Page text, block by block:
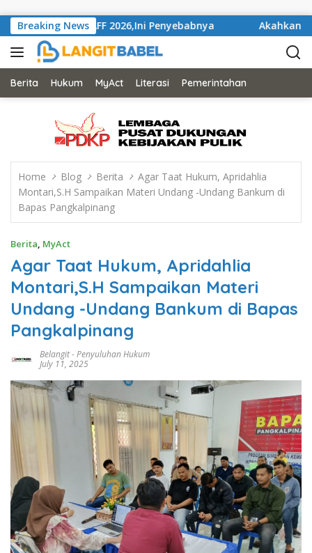
Breaking News
Piala AFF 2026,Ini Penyebabnya Akahkan
Berita Hukum MyAct Literasi Pemerintahan
Home Blog Berita
Agar Taat Hukum, Apridahlia
Montari,S.H Sampaikan Materi Undang -Undang Bankum di
Bapas Pangkalpinang
Berita, MyAct
Agar Taat Hukum, Apridahlia
Montari,S.H Sampaikan Materi
Undang -Undang Bankum di Bapas
Pangkalpinang
Belangit-Penyuluhan Hukum
July 11, 2025